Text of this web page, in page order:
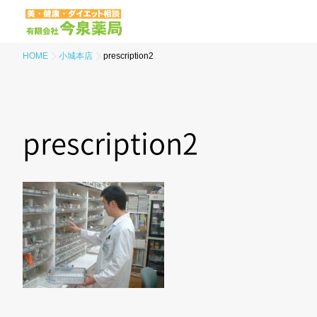
HOME 小城本店 prescription2
prescription2